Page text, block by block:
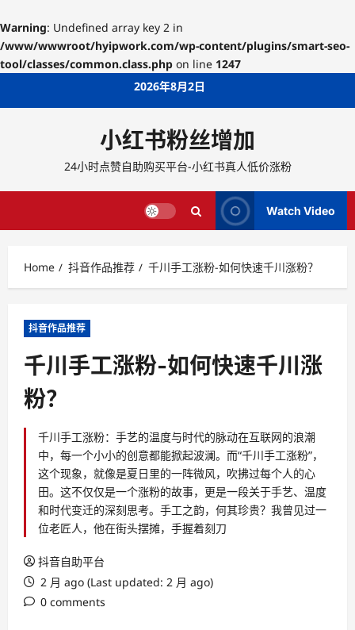
Warning: Undefined array key 2 in
/www/wwwroot/hyipwork.com/wp-content/plugins/smart-seo-
tool/classes/common.class.php on line 1247
2026年8月2日
小红书粉丝增加
24小时点赞自助购买平台-小红书真人低价涨粉
Watch Video
Home 抖音作品推荐 千川手工涨粉-如何快速千川涨粉？
抖音作品推荐
千川手工涨粉-如何快速千川涨
粉？
千川手工涨粉：手艺的温度与时代的脉动在互联网的浪潮
中，每一个小小的创意都能掀起波澜。而“千川手工涨粉”，
这个现象，就像是夏日里的一阵微风，吹拂过每个人的心
田。这不仅仅是一个涨粉的故事，更是一段关于手艺、温度
和时代变迁的深刻思考。手工之韵，何其珍贵？我曾见过一
位老匠人，他在街头摆摊，手握着刻刀
抖音自助平台
2 月 ago (Last updated: 2 月 ago)
0 comments